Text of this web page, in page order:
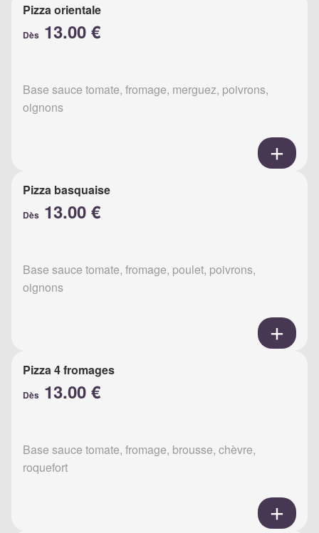
Pizza orientale
Dès 13.00 €
Base sauce tomate, fromage, merguez, poivrons,
oignons
Pizza basquaise
Dès 13.00 €
Base sauce tomate, fromage, poulet, poivrons,
oignons
Pizza 4 fromages
Dès 13.00 €
Base sauce tomate, fromage, brousse, chèvre,
roquefort